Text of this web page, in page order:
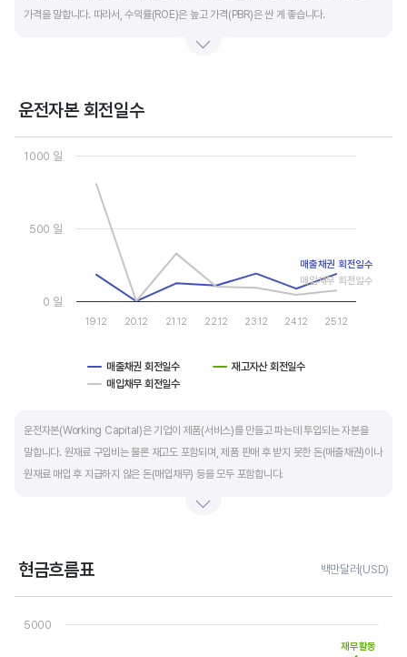
가격을 말합니다. 따라서, 수익률(ROE)은 높고 가격(PBR)은 싼 게 좋습니다.
운전자본 회전일수
Chart
Line chart with 3 lines.
The chart has 1 X axis displaying categories.
The chart has 2 Y axes displaying values, and values.
매출채권 회전일수
재고자산 회전일수
매입채무 회전일수
19.12 20.12 21.12 22.12 23.12 24.12 25.12
0 일
500 일
1000 일
매출채권 회전일수
매입채무 회전일수
운전자본(Working Capital)은 기업이 제품(서비스)를 만들고 파는데 투입되는 자본을
말합니다. 원재료 구입비는 물론 재고도 포함되며, 제품 판매 후 받지 못한 돈(매출채권)이나
원재료 매입 후 지급하지 않은 돈(매입채무) 등을 모두 포함합니다.
높습니다. 따라서 운전자본 규모 보다는 현금이 잘 돌고 있는지를 확인할 수 있는 운전자본
운전자본 회전일수는 낮을 수록 좋습니다. 운전자본 회전일수가 낮으면 회사의 현금 회전이
빠릅니다. 현금 → 원재료 → 제품 → 매출채권 → 현금으로 회수되는 기간이 짧아 회사의
현금흐름표 백만달러(USD)
Chart
View as data table, Chart
5000
재무활동